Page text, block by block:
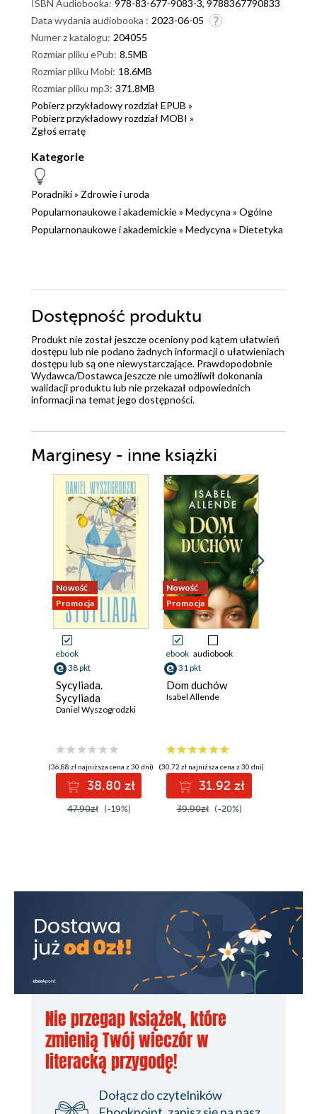
ISBN Audiobooka: 978-83-677-9083-3, 9788367790833
Data wydania audiobooka : 2023-06-05
Numer z katalogu: 204055
Rozmiar pliku ePub: 8.5MB
Rozmiar pliku Mobi: 18.6MB
Rozmiar pliku mp3: 371.8MB
Pobierz przykładowy rozdział EPUB »
Pobierz przykładowy rozdział MOBI »
Zgłoś erratę
Kategorie
Poradniki» Zdrowie i uroda
Popularnonaukowe i akademickie» Medycyna » Ogólne
Popularnonaukowe i akademickie» Medycyna » Dietetyka
Dostępność produktu
Produkt nie został jeszcze oceniony pod kątem ułatwień
dostępu lub nie podano żadnych informacji o ułatwieniach
dostępu lub są one niewystarczające. Prawdopodobnie
Wydawca/Dostawca jeszcze nie umożliwił dokonania
walidacji produktu lub nie przekazał odpowiednich
informacji na temat jego dostępności.
Marginesy - inne książki
Nowość
Promocja
ebook
38 pkt
Sycyliada.
Sycyliada
Daniel Wyszogrodzki
(36,88 zł najniższa cena z 30 dni)
38.80 zł
47.90zł (-19%)
Nowość
Promocja
ebook audiobook
31 pkt
Dom duchów
Isabel Allende
(30,72 zł najniższa cena z 30 dni)
31.92 zł
39.90zł (-20%)
Nie przegap książek, które
zmienią Twój wieczór w
literacką przygodę!
Dołącz do czytelników